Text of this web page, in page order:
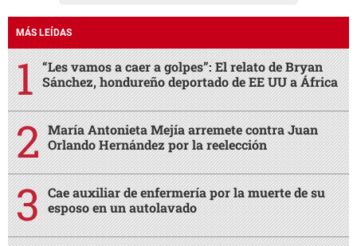
MÁS LEÍDAS
“Les vamos a caer a golpes”: El relato de Bryan
Sánchez, hondureño deportado de EE UU a África
María Antonieta Mejía arremete contra Juan
Orlando Hernández por la reelección
Cae auxiliar de enfermería por la muerte de su
esposo en un autolavado